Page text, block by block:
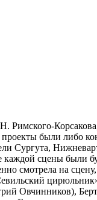
Римского-
были либо
Сургута,
каждой сцены были
смотрела на
Овчинников),